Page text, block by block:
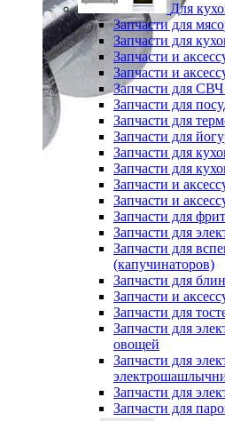
Для
Запчасти для
Запчасти для
Запчасти и
Запчасти и
Запчасти для
Запчасти для
Запчасти для
Запчасти для
Запчасти для
Запчасти для
Запчасти и
Запчасти и
Запчасти для
Запчасти для
Запчасти для
(капучинаторов)
Запчасти для
Запчасти и
Запчасти для
Запчасти для
овощей
Запчасти для
Запчасти для
Запчасти для